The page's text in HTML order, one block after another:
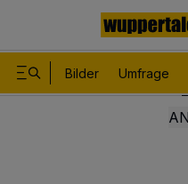
Bilder Umfrage